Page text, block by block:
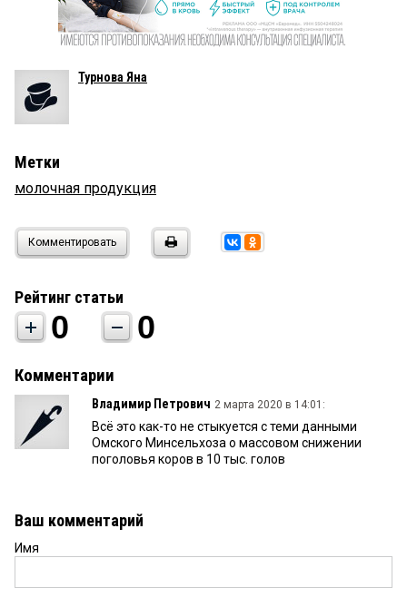
Турнова Яна
Метки
молочная продукция
Комментировать
Рейтинг статьи
0 0
Комментарии
Владимир Петрович 2 марта 2020 в 14:01:
Всё это как-то не стыкуется с теми данными
Омского Минсельхоза о массовом снижении
поголовья коров в 10 тыс. голов
Ваш комментарий
Имя